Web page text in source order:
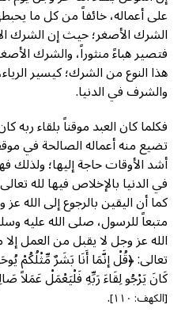
على أعماله، خائفاً من كل ما
الشرك الأصغر؛ حيث إن الشرك
فتصير هباءً منثوراً، والشرك
هذا النوع من الشرك؛ كيسير
والشرف في الدنيا.
فكلما كان العبد موقناً بلقاء
تضيع منه أعماله الصالحة في
أشد الأوقات حاجة إليها؛ ولذلك
في الدنيا بالإخلاص فيها لله
كما أن اليقين بالرجوع إلى الله
متبعاً للرسول، صلى الله عليه
الله عز وجل لا يقبل من العمل
تعالى: ﴿قُلْ إنَّمَا أَنَا بَشَرٌ مِّثْلُكُمْ
كَانَ يَرْجُو لِقَاءَ رَبِّهِ فَلْيَعْمَلْ عَمَلاً
[الكهف: ١١٠] .